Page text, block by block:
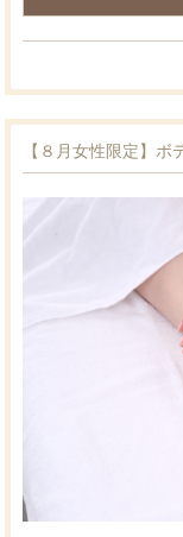
【８月女性限定】